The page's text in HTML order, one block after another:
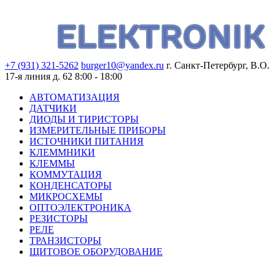
+7 (931) 321-5262 burger10@yandex.ru г. Санкт-Петербург, В.О.
17-я линия д. 62 8:00 - 18:00
АВТОМАТИЗАЦИЯ
ДАТЧИКИ
ДИОДЫ И ТИРИСТОРЫ
ИЗМЕРИТЕЛЬНЫЕ ПРИБОРЫ
ИСТОЧНИКИ ПИТАНИЯ
КЛЕММНИКИ
КЛЕММЫ
КОММУТАЦИЯ
КОНДЕНСАТОРЫ
МИКРОСХЕМЫ
ОПТОЭЛЕКТРОНИКА
РЕЗИСТОРЫ
РЕЛЕ
ТРАНЗИСТОРЫ
ЩИТОВОЕ ОБОРУДОВАНИЕ